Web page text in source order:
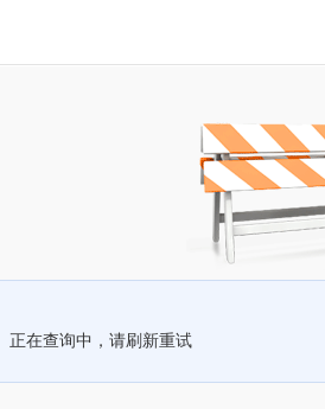
正在查询中，请刷新重试